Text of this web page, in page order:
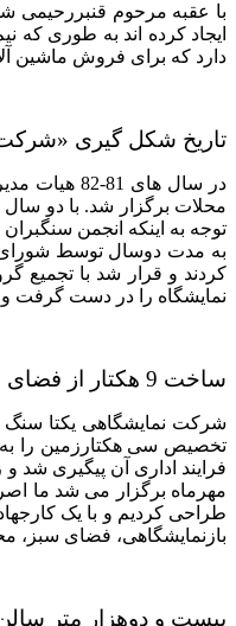
با عقبه مرحوم قنبررحیمی
ایجاد کرده اند به طوری
دارد که برای فروش ماشین
تاریخ شکل گیری
در سال
محلات برگزار شد. با دو
توجه به اینکه انجمن
به مدت دوسال توسط شورای
کردند و قرار شد با تجمیع
نمایشگاه را در دست گرفت
ساخت 9 هکتار از فضای نمایشگاه درمدت 86 روز
فرایند اداری آن پیگیری شد
بازنمایشگاهی، فضای سبز،
بیست و دوهزار متر